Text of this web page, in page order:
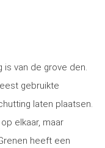
van de grove den.
gebruikte
laten plaatsen.
elkaar, maar
heeft een